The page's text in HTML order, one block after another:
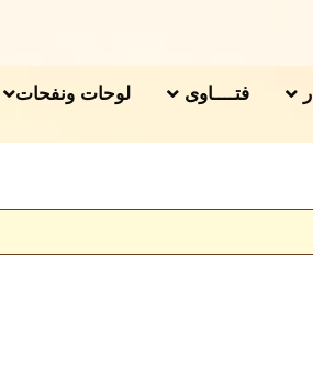
فتــــاوى لوحات ونفحات